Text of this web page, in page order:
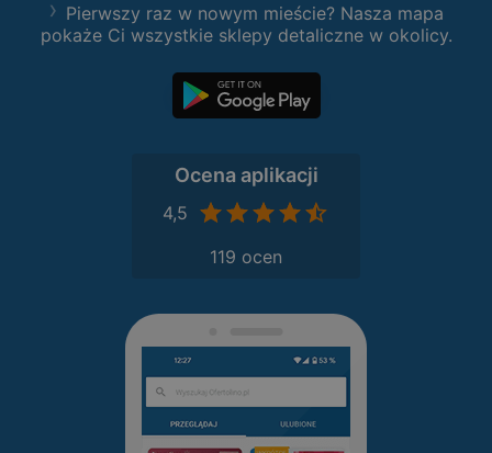
Pierwszy raz w nowym mieście? Nasza mapa
pokaże Ci wszystkie sklepy detaliczne w okolicy.
Ocena aplikacji
4,5
119 ocen